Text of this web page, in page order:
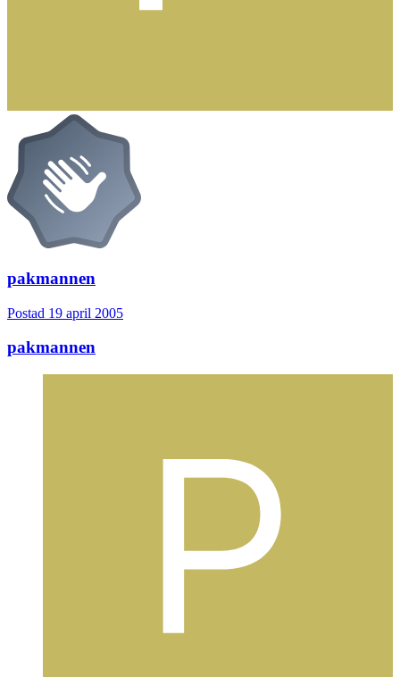
pakmannen
Postad 19 april 2005
pakmannen